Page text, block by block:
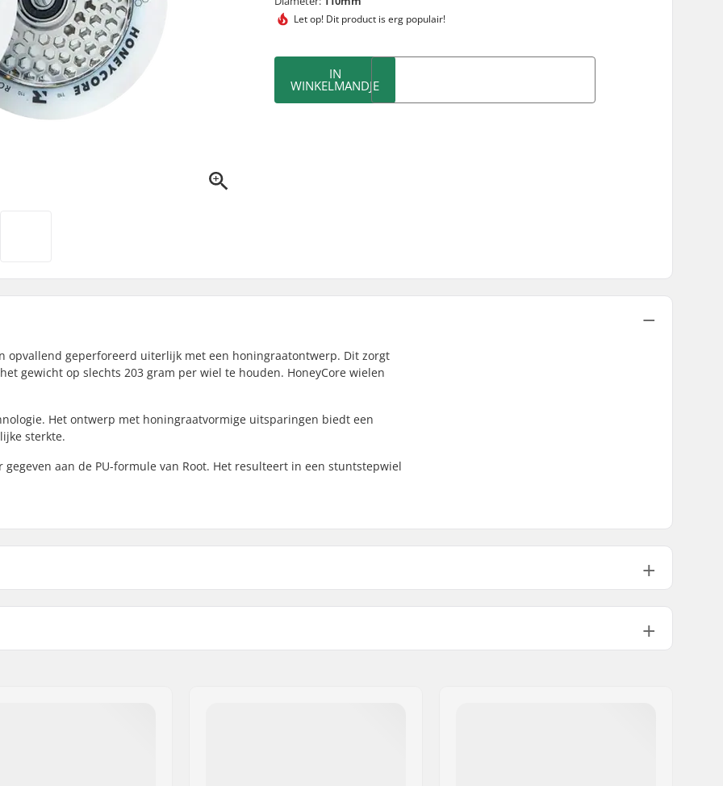
Let op! Dit product iserg populair!
IN
WINKELMANDJE
opvallend geperforeerd uiterlijk met een honingraatontwerp. Dit zorgt
gewicht op slechts 203 gram per wiel te houden. HoneyCore wielen
Het ontwerp met honingraatvormige uitsparingen biedt een
sterkte.
aan de PU-formule van Root. Het resulteert in een stuntstepwiel
Kern materiaal:
Aluminium 6061
Lagerprecisie:
Niet gespecificeerd